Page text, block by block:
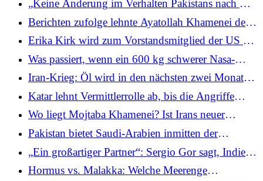
„Keine Änderung im Verhalten Pakistans nach Op
Sindoor“: Armeechef weist auf Munirs
Beförderung hin
Berichten zufolge lehnte Ayatollah Khamenei den
Aufstieg seines Sohnes Mojtaba zum Obersten
Führer Irans ab
Erika Kirk wird zum Vorstandsmitglied der US Air
Force Academy ernannt und tritt die Nachfolge
ihres Mannes an
Was passiert, wenn ein 600 kg schwerer Nasa-
Satellit auf die Erde stürzt?
Iran-Krieg: Öl wird in den nächsten zwei Monaten
über 95 US-Dollar bleiben, sagt die Trump-
Regierung
Katar lehnt Vermittlerrolle ab, bis die Angriffe
aufhören, und sagt: „Regionale Nachbarn sind
nicht die Feinde Irans“
Wo liegt Mojtaba Khamenei? Ist Irans neuer
oberster Führer verletzt oder versteckt er sich?
Pakistan bietet Saudi-Arabien inmitten der
Angriffe des Iran „Hilfe“ an
„Ein großartiger Partner“: Sergio Gor sagt, Indiens
russischer Ölkauf trage dazu bei, die Preise stabil
zu halten
Hormus vs. Malakka: Welche Meerenge